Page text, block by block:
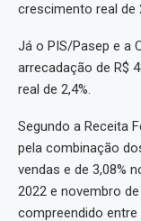
crescimento real de
Já o PIS/Pasep e a
arrecadação de R$
real de 2,4%.
Segundo a Receita
pela combinação
vendas e de 3,08%
2022 e novembro
compreendido entre